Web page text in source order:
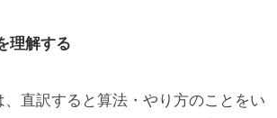
理解する
、直訳すると算法・やり方のことをい